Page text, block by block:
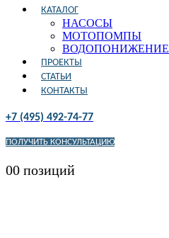
КАТАЛОГ
НАСОСЫ
МОТОПОМПЫ
ВОДОПОНИЖЕНИЕ
ПРОЕКТЫ
СТАТЬИ
КОНТАКТЫ
+7 (495) 492-74-77
ПОЛУЧИТЬ КОНСУЛЬТАЦИЮ
00 позиций